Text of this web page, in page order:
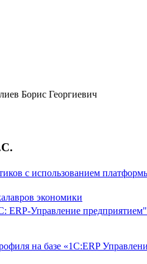
Борис Георгиевич
с использованием
экономики
ERP-Управление
на базе «1С:ERP